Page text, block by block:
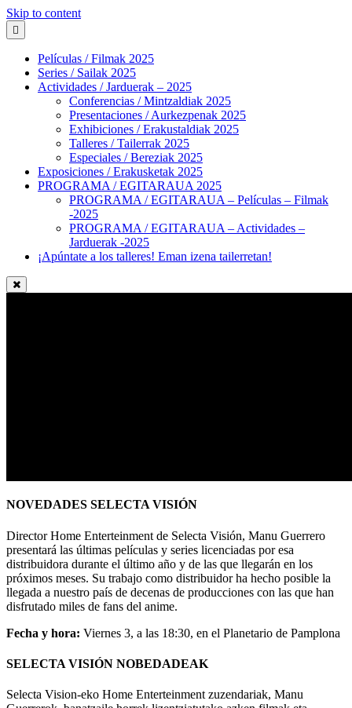
Skip to content
Películas / Filmak 2025
Series / Sailak 2025
Actividades / Jarduerak – 2025
Conferencias / Mintzaldiak 2025
Presentaciones / Aurkezpenak 2025
Exhibiciones / Erakustaldiak 2025
Talleres / Tailerrak 2025
Especiales / Bereziak 2025
Exposiciones / Erakusketak 2025
PROGRAMA / EGITARAUA 2025
PROGRAMA / EGITARAUA – Películas – Filmak
-2025
PROGRAMA / EGITARAUA – Actividades –
Jarduerak -2025
¡Apúntate a los talleres! Eman izena tailerretan!
NOVEDADES SELECTA VISIÓN
Director Home Enterteinment de Selecta Visión, Manu Guerrero
presentará las últimas películas y series licenciadas por esa
distribuidora durante el último año y de las que llegarán en los
próximos meses. Su trabajo como distribuidor ha hecho posible la
llegada a nuestro país de decenas de producciones con las que han
disfrutado miles de fans del anime.
Fecha y hora: Viernes 3, a las 18:30, en el Planetario de Pamplona
SELECTA VISIÓN NOBEDADEAK
Selecta Vision-eko Home Enterteinment zuzendariak, Manu